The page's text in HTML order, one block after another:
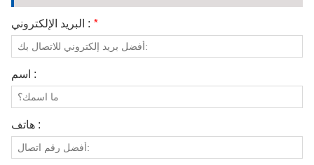
البريد الإلكتروني : *
اسم :
هاتف :